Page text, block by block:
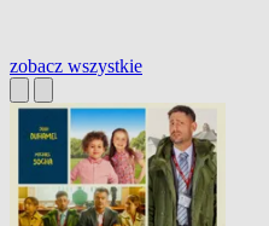
zobacz wszystkie